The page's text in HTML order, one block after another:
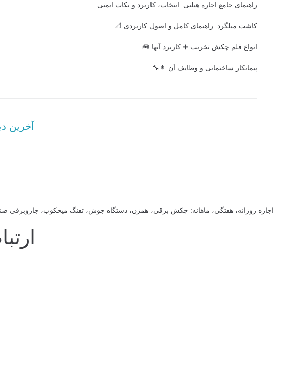
راهنمای جامع اجاره هیلتی: انتخاب، کاربرد و نکات ایمنی
کاشت میلگرد: راهنمای کامل و اصول کاربردی 📐
انواع قلم چکش تخریب ➕ کاربرد آنها 🧰
پیمانکار ساختمانی و وظایف آن 👩‍🔧
آخرین
اجاره روزانه، هفتگی، ماهانه: چکش برقی، همزن، دستگاه جوش، تفنگ میخکوب، جاروبرقی